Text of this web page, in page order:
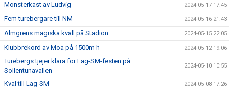
Monsterkast av Ludvig 2024-05-17 17:45
Fem turebergare till NM 2024-05-16 21:43
Almgrens magiska kväll på Stadion 2024-05-15 22:05
Klubbrekord av Moa på 1500m h 2024-05-12 19:06
Turebergs tjejer klara för Lag-SM-festen på
Sollentunavallen
2024-05-10 10:55
Kval till Lag-SM 2024-05-08 17:26